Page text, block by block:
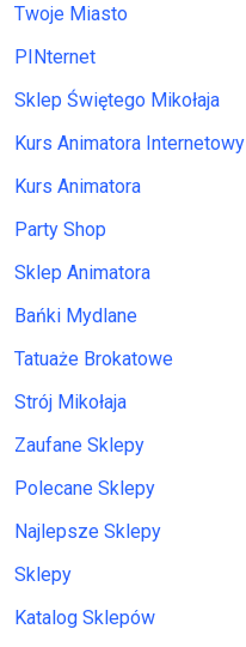
Twoje Miasto
PINternet
Sklep Świętego Mikołaja
Kurs Animatora Internetowy
Kurs Animatora
Party Shop
Sklep Animatora
Bańki Mydlane
Tatuaże Brokatowe
Strój Mikołaja
Zaufane Sklepy
Polecane Sklepy
Najlepsze Sklepy
Sklepy
Katalog Sklepów